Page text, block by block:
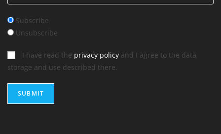
Subscribe
Unsubscribe
I have read the privacy policy and I agree to the data
storage and use described there.